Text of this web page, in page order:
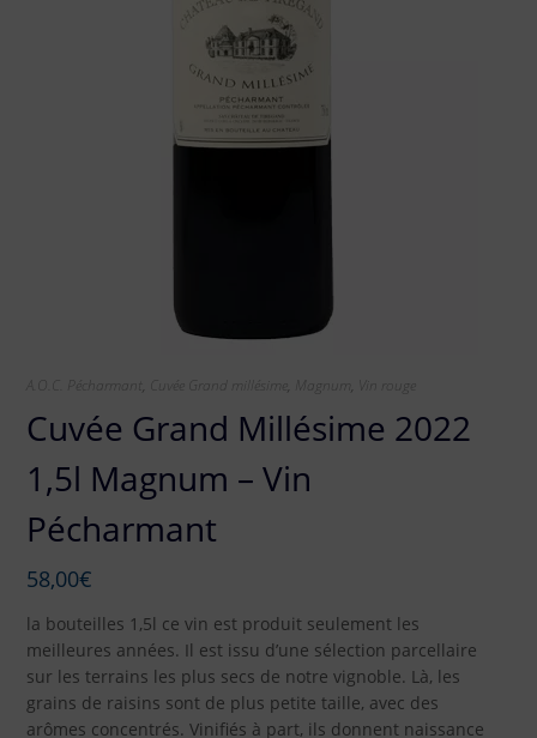
A.O.C. Pécharmant Cuvée Grand millésime Magnum Vin rouge
Cuvée Grand Millésime 2022
1,5l Magnum – Vin
Pécharmant
58,00€
la bouteilles 1,5l ce vin est produit seulement les
meilleures années. Il est issu d’une sélection parcellaire
sur les terrains les plus secs de notre vignoble. Là, les
grains de raisins sont de plus petite taille, avec des
arômes concentrés. Vinifiés à part, ils donnent naissance